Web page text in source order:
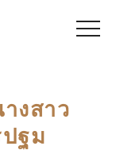
งสาว
ฐม